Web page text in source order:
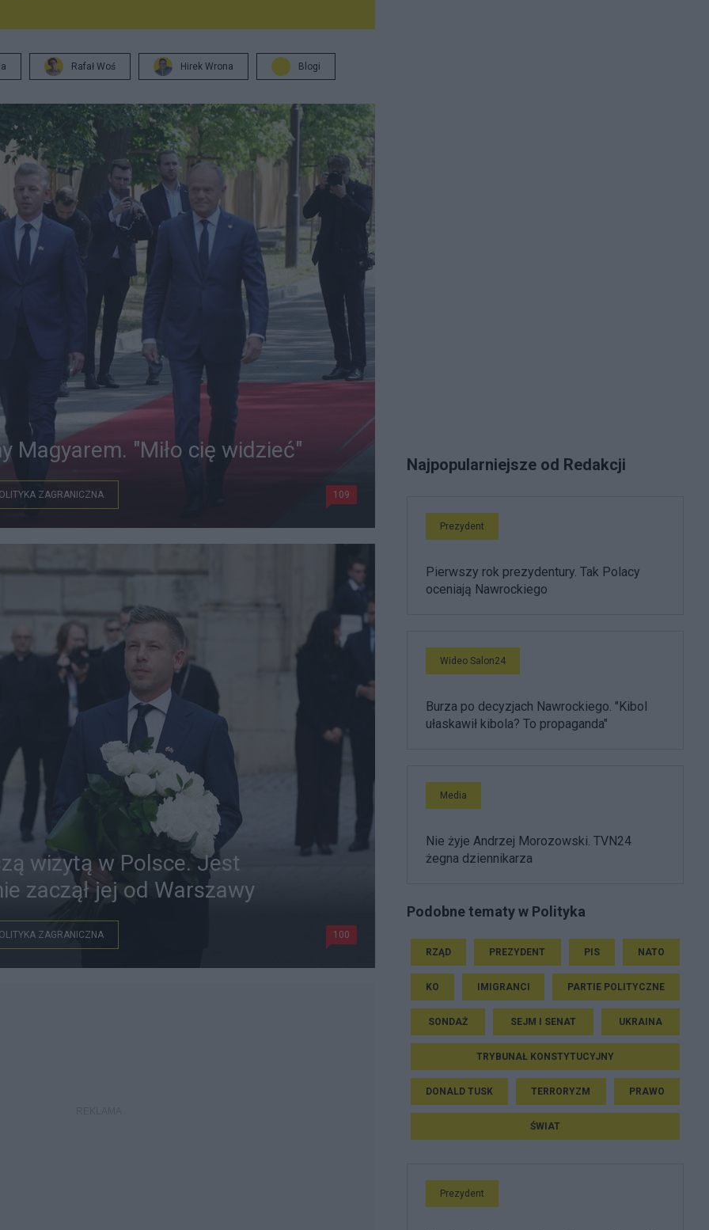
Rafał Woś Hirek Wrona Blogi
Magyarem. "Miło cię widzieć"
ZAGRANICZNA 109
wizytą w Polsce. Jest
zaczął jej od Warszawy
ZAGRANICZNA 100
Najpopularniejsze od Redakcji
Prezydent
Pierwszy rok prezydentury. Tak Polacy
oceniają Nawrockiego
Wideo Salon24
Burza po decyzjach Nawrockiego. "Kibol
ułaskawił kibola? To propaganda"
Media
Nie żyje Andrzej Morozowski. TVN24
żegna dziennikarza
Podobne tematy w Polityka
RZĄD PREZYDENT PIS NATO
KO IMIGRANCI PARTIE POLITYCZNE
SONDAŻ SEJM I SENAT UKRAINA
TRYBUNAŁ KONSTYTUCYJNY
DONALD TUSK TERRORYZM PRAWO
ŚWIAT
Prezydent